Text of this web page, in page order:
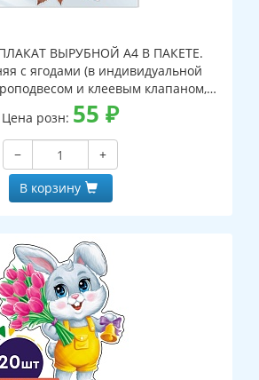
ВЫРУБНОЙ А4 В ПАКЕТЕ.
с ягодами (в индивидуальной
и клеевым клапаном,
ВД-лак)
Цена розн: 55 ₽
−
+
В корзину